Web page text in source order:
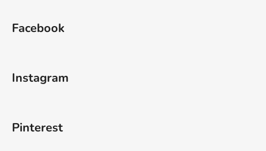
Facebook
Instagram
Pinterest